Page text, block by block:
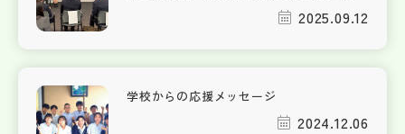
2025.09.12
学校からの応援メッセージ
2024.12.06